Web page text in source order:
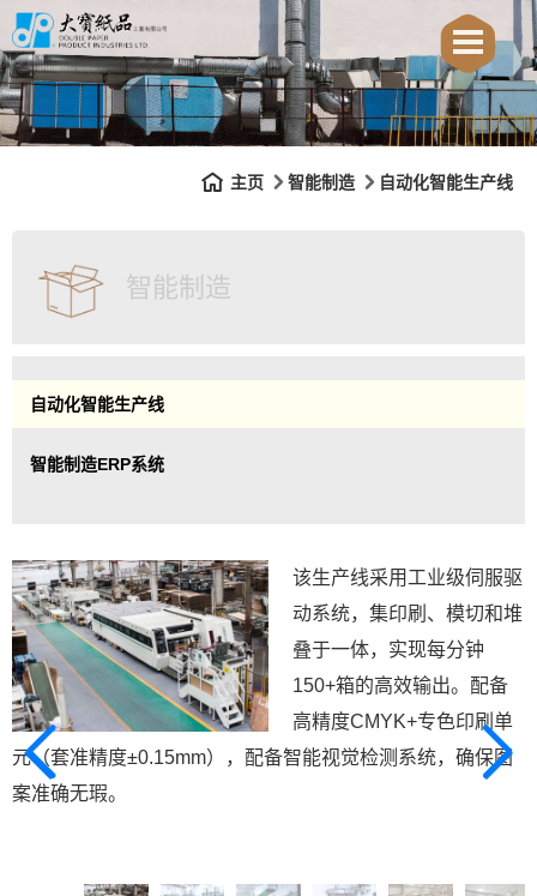
主页 智能制造 自动化智能生产线
智能制造
自动化智能生产线
智能制造ERP系统
该生产线采用工业级伺服驱
动系统，集印刷、模切和堆
叠于一体，实现每分钟
150+箱的高效输出。配备
高精度CMYK+专色印刷单
元（套准精度±0.15mm），配备智能视觉检测系统，确保图
案准确无瑕。